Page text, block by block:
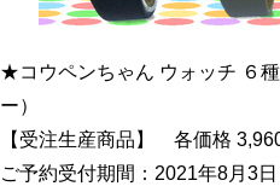
★コウペンちゃん ウォッチ ６
ー）
【受注生産商品】 各価格
ご予約受付期間：2021年8月3